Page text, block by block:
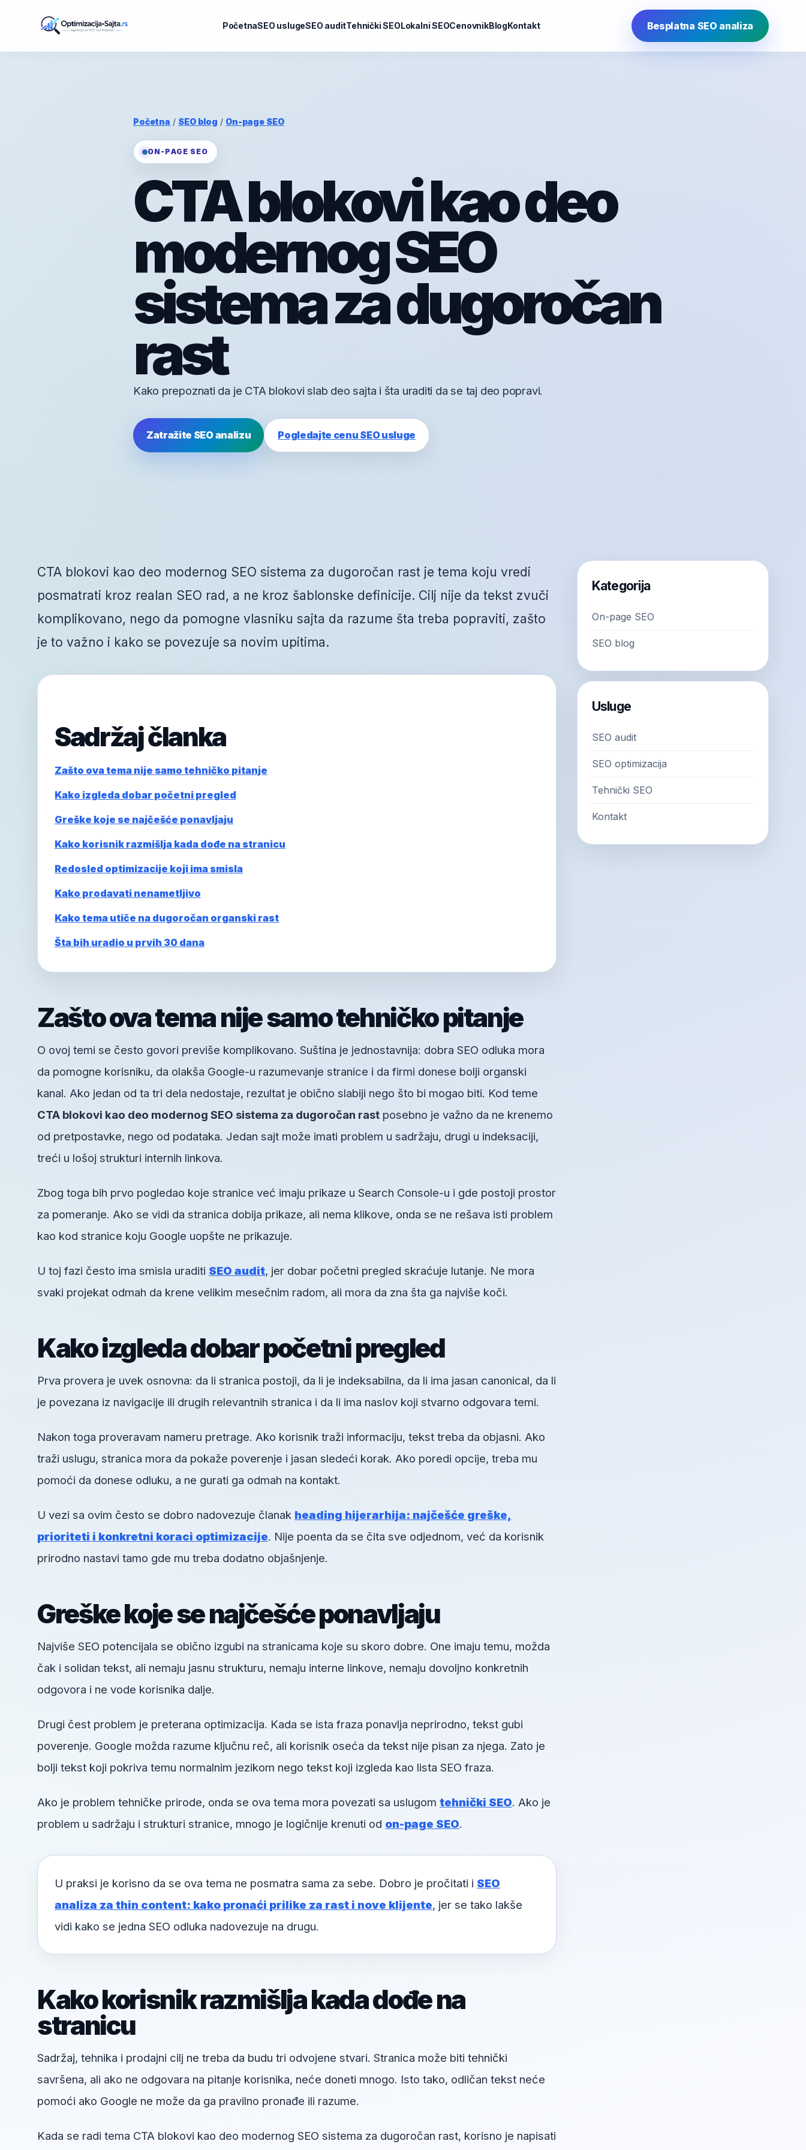
PočetnaSEO uslugeSEO auditTehnički SEOLokalni SEOCenovnikBlogKontakt Besplatna SEO analiza
Početna / SEO blog / On-page SEO
ON-PAGE SEO
CTA blokovi kao deo
modernog SEO
sistema za dugoročan
rast
Kako prepoznati da je CTA blokovi slab deo sajta i šta uraditi da se taj deo popravi.
Zatražite SEO analizu Pogledajte cenu SEO usluge
CTA blokovi kao deo modernog SEO sistema za dugoročan rast je tema koju vredi
posmatrati kroz realan SEO rad, a ne kroz šablonske definicije. Cilj nije da tekst zvuči
komplikovano, nego da pomogne vlasniku sajta da razume šta treba popraviti, zašto
je to važno i kako se povezuje sa novim upitima.
Sadržaj članka
Zašto ova tema nije samo tehničko pitanje
Kako izgleda dobar početni pregled
Greške koje se najčešće ponavljaju
Kako korisnik razmišlja kada dođe na stranicu
Redosled optimizacije koji ima smisla
Kako prodavati nenametljivo
Kako tema utiče na dugoročan organski rast
Šta bih uradio u prvih 30 dana
Zašto ova tema nije samo tehničko pitanje
O ovoj temi se često govori previše komplikovano. Suština je jednostavnija: dobra SEO odluka mora
da pomogne korisniku, da olakša Google-u razumevanje stranice i da firmi donese bolji organski
kanal. Ako jedan od ta tri dela nedostaje, rezultat je obično slabiji nego što bi mogao biti. Kod teme
CTA blokovi kao deo modernog SEO sistema za dugoročan rast posebno je važno da ne krenemo
od pretpostavke, nego od podataka. Jedan sajt može imati problem u sadržaju, drugi u indeksaciji,
treći u lošoj strukturi internih linkova.
Zbog toga bih prvo pogledao koje stranice već imaju prikaze u Search Console-u i gde postoji prostor
za pomeranje. Ako se vidi da stranica dobija prikaze, ali nema klikove, onda se ne rešava isti problem
kao kod stranice koju Google uopšte ne prikazuje.
U toj fazi često ima smisla uraditi SEO audit, jer dobar početni pregled skraćuje lutanje. Ne mora
svaki projekat odmah da krene velikim mesečnim radom, ali mora da zna šta ga najviše koči.
Kako izgleda dobar početni pregled
Prva provera je uvek osnovna: da li stranica postoji, da li je indeksabilna, da li ima jasan canonical, da li
je povezana iz navigacije ili drugih relevantnih stranica i da li ima naslov koji stvarno odgovara temi.
Nakon toga proveravam nameru pretrage. Ako korisnik traži informaciju, tekst treba da objasni. Ako
traži uslugu, stranica mora da pokaže poverenje i jasan sledeći korak. Ako poredi opcije, treba mu
pomoći da donese odluku, a ne gurati ga odmah na kontakt.
U vezi sa ovim često se dobro nadovezuje članak heading hijerarhija: najčešće greške,
prioriteti i konkretni koraci optimizacije. Nije poenta da se čita sve odjednom, već da korisnik
prirodno nastavi tamo gde mu treba dodatno objašnjenje.
Greške koje se najčešće ponavljaju
Najviše SEO potencijala se obično izgubi na stranicama koje su skoro dobre. One imaju temu, možda
čak i solidan tekst, ali nemaju jasnu strukturu, nemaju interne linkove, nemaju dovoljno konkretnih
odgovora i ne vode korisnika dalje.
Drugi čest problem je preterana optimizacija. Kada se ista fraza ponavlja neprirodno, tekst gubi
poverenje. Google možda razume ključnu reč, ali korisnik oseća da tekst nije pisan za njega. Zato je
bolji tekst koji pokriva temu normalnim jezikom nego tekst koji izgleda kao lista SEO fraza.
Ako je problem tehničke prirode, onda se ova tema mora povezati sa uslugom tehnički SEO. Ako je
problem u sadržaju i strukturi stranice, mnogo je logičnije krenuti od on-page SEO.
U praksi je korisno da se ova tema ne posmatra sama za sebe. Dobro je pročitati i SEO
analiza za thin content: kako pronaći prilike za rast i nove klijente, jer se tako lakše
vidi kako se jedna SEO odluka nadovezuje na drugu.
Kako korisnik razmišlja kada dođe na
stranicu
Sadržaj, tehnika i prodajni cilj ne treba da budu tri odvojene stvari. Stranica može biti tehnički
savršena, ali ako ne odgovara na pitanje korisnika, neće doneti mnogo. Isto tako, odličan tekst neće
pomoći ako Google ne može da ga pravilno pronađe ili razume.
Kada se radi tema CTA blokovi kao deo modernog SEO sistema za dugoročan rast, korisno je napisati
Kategorija
On-page SEO
SEO blog
Usluge
SEO audit
SEO optimizacija
Tehnički SEO
Kontakt